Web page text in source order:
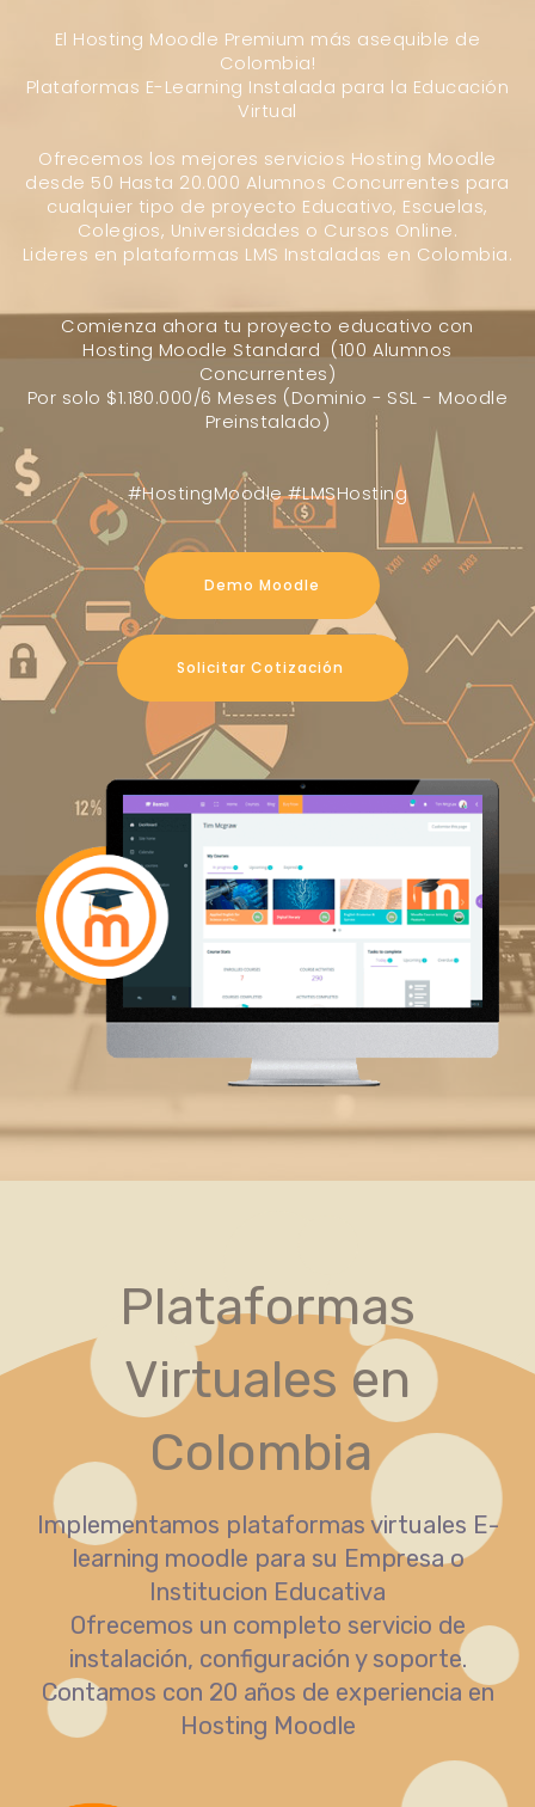
El Hosting Moodle Premium más asequible de
Colombia!
Plataformas E-Learning Instalada para la Educación
Virtual
Ofrecemos los mejores servicios Hosting Moodle
desde 50 Hasta 20.000 Alumnos Concurrentes para
cualquier tipo de proyecto Educativo, Escuelas,
Colegios, Universidades o Cursos Online.
Lideres en plataformas LMS Instaladas en Colombia.
Comienza ahora tu proyecto educativo con
Hosting Moodle Standard (100 Alumnos
Concurrentes)
Por solo $1.180.000/6 Meses (Dominio - SSL - Moodle
Preinstalado)
#HostingMoodle #LMSHosting
Demo Moodle
Solicitar Cotización
Plataformas
Virtuales en
Colombia
Implementamos plataformas virtuales E-
learning moodle para su Empresa o
Institucion Educativa
Ofrecemos un completo servicio de
instalación, configuración y soporte.
Contamos con 20 años de experiencia en
Hosting Moodle